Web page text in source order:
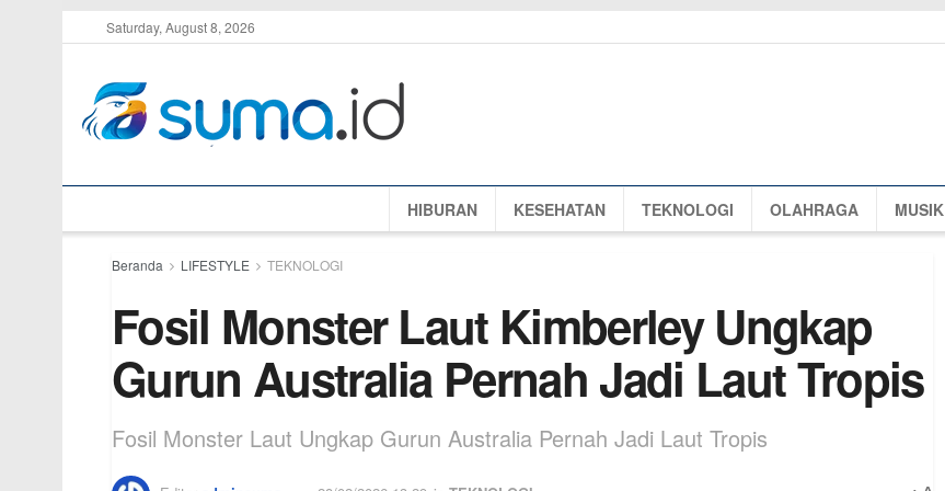
Saturday, August 8, 2026
HIBURAN KESEHATAN TEKNOLOGI OLAHRAGA MUSIK
Beranda LIFESTYLE TEKNOLOGI
Fosil Monster Laut Kimberley Ungkap
Gurun Australia Pernah Jadi Laut Tropis
Fosil Monster Laut Ungkap Gurun Australia Pernah Jadi Laut Tropis